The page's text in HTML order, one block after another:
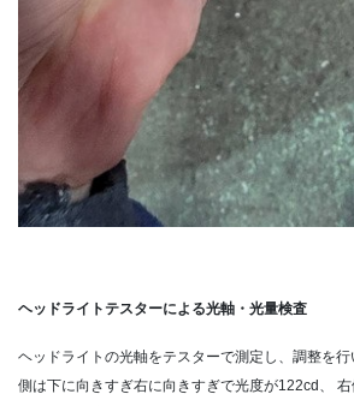
ヘッドライトテスターによる光軸・光量検査
ヘッドライトの光軸をテスターで測定し、調整を行
側は下に向きすぎ右に向きすぎで光度が122cd、
右